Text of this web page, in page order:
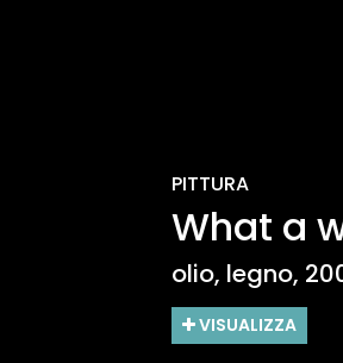
PITTURA
What a
olio, legno,
VISUALIZZA
PITTURA
olio, legno,
VISUALIZZA
PITTURA
Peonie
olio, legno,
VISUALIZZA
PITTURA
Pink rose
olio, 2006
VISUALIZZA
PITTURA
Little
olio, legno,
VISUALIZZA